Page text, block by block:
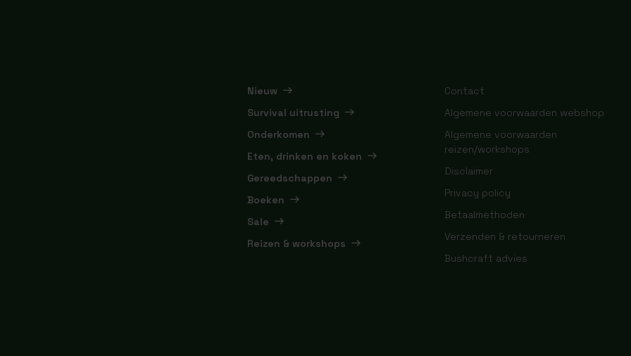
Nieuw
Survival uitrusting
Onderkomen
Eten, drinken en koken
Gereedschappen
Boeken
Sale
Reizen & workshops
Contact
Algemene voorwaarden webshop
Algemene voorwaarden
reizen/workshops
Disclaimer
Privacy policy
Betaalmethoden
Verzenden & retourneren
Bushcraft advies